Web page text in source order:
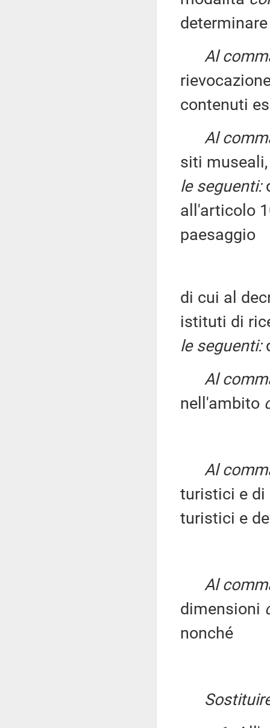
Al
contenuti
Al
siti
le seguenti:
all'articolo
paesaggio
di cui al
istituti di
le seguenti:
Al
nell'ambito
Al
turistici e
turistici e
Al
dimensioni
nonché